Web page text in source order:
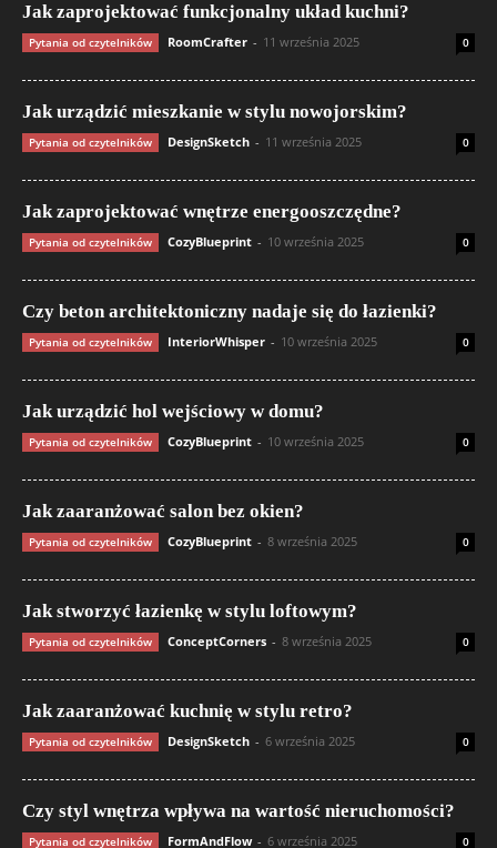
Jak zaprojektować funkcjonalny układ kuchni?
Pytania od czytelników RoomCrafter - 11 września 2025 0
Jak urządzić mieszkanie w stylu nowojorskim?
Pytania od czytelników DesignSketch - 11 września 2025 0
Jak zaprojektować wnętrze energooszczędne?
Pytania od czytelników CozyBlueprint - 10 września 2025 0
Czy beton architektoniczny nadaje się do łazienki?
Pytania od czytelników InteriorWhisper - 10 września 2025 0
Jak urządzić hol wejściowy w domu?
Pytania od czytelników CozyBlueprint - 10 września 2025 0
Jak zaaranżować salon bez okien?
Pytania od czytelników CozyBlueprint - 8 września 2025 0
Jak stworzyć łazienkę w stylu loftowym?
Pytania od czytelników ConceptCorners - 8 września 2025 0
Jak zaaranżować kuchnię w stylu retro?
Pytania od czytelników DesignSketch - 6 września 2025 0
Czy styl wnętrza wpływa na wartość nieruchomości?
Pytania od czytelników FormAndFlow - 6 września 2025 0